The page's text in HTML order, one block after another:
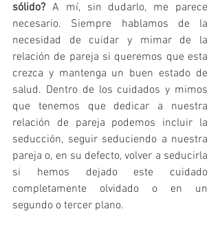
sólido? A mí, sin dudarlo, me parece
necesario. Siempre hablamos de la
necesidad de cuidar y mimar de la
relación de pareja si queremos que esta
crezca y mantenga un buen estado de
salud. Dentro de los cuidados y mimos
que tenemos que dedicar a nuestra
relación de pareja podemos incluir la
seducción, seguir seduciendo a nuestra
pareja o, en su defecto, volver a seducirla
si hemos dejado este cuidado
completamente olvidado o en un
segundo o tercer plano.